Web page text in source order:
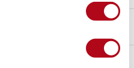
de tuinspecialist